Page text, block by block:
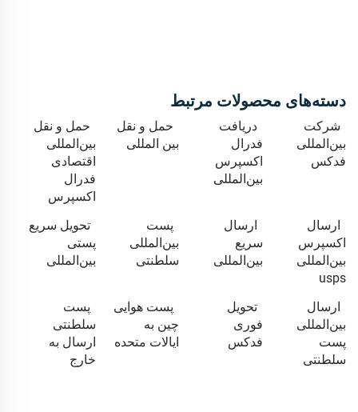
دسته‌های محصولات مرتبط
شرکت
بین‌المللی
فدکس
دریافت
فدرال
اکسپرس
بین‌المللی
حمل و نقل
بین المللی
حمل و نقل
بین‌المللی
اقتصادی
فدرال
اکسپرس
ارسال
اکسپرس
بین‌المللی
usps
ارسال
سریع
بین‌المللی
پست
بین‌المللی
سلطنتی
تحویل سریع
پستی
بین‌المللی
ارسال
بین‌المللی
پست
سلطنتی
تحویل
فوری
فدکس
پست هوایی
چین به
ایالات متحده
پست
سلطنتی
ارسال به
خارج